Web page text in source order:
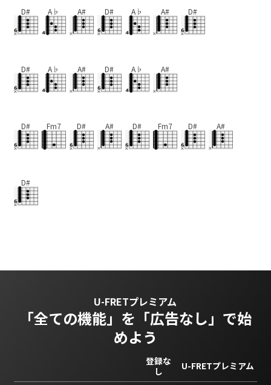
D# A♭ A# D# A♭ A# D#
D# A♭ A# D# A♭ A#
D# Fm7 D# A# D# Fm7 D# A#
D#
U-FRETプレミアム
「全ての機能」を 「広告なし」で始
めよう
登録な
し
U-FRETプレミアム